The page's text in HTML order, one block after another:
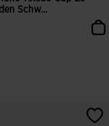
Schw...